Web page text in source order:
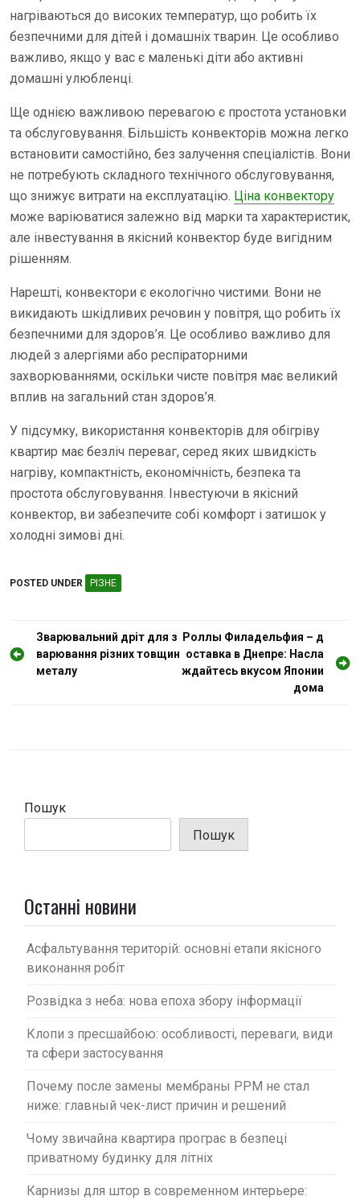
нагріваються до високих температур, що робить їх
безпечними для дітей і домашніх тварин. Це особливо
важливо, якщо у вас є маленькі діти або активні
домашні улюбленці.
Ще однією важливою перевагою є простота установки
та обслуговування. Більшість конвекторів можна легко
встановити самостійно, без залучення спеціалістів. Вони
не потребують складного технічного обслуговування,
що знижує витрати на експлуатацію. Ціна конвектору
може варіюватися залежно від марки та характеристик,
але інвестування в якісний конвектор буде вигідним
рішенням.
Нарешті, конвектори є екологічно чистими. Вони не
викидають шкідливих речовин у повітря, що робить їх
безпечними для здоров’я. Це особливо важливо для
людей з алергіями або респіраторними
захворюваннями, оскільки чисте повітря має великий
вплив на загальний стан здоров’я.
У підсумку, використання конвекторів для обігріву
квартир має безліч переваг, серед яких швидкість
нагріву, компактність, економічність, безпека та
простота обслуговування. Інвестуючи в якісний
конвектор, ви забезпечите собі комфорт і затишок у
холодні зимові дні.
POSTED UNDER РІЗНЕ
Н
а
Зварювальний дріт для з
варювання різних товщин
металу
Роллы Филадельфия – д
оставка в Днепре: Насла
ждайтесь вкусом Японии
дома
Пошук
Пошук
Останні новини
Асфальтування територій: основні етапи якісного
виконання робіт
Розвідка з неба: нова епоха збору інформації
Клопи з пресшайбою: особливості, переваги, види
та сфери застосування
Почему после замены мембраны PPM не стал
ниже: главный чек-лист причин и решений
Чому звичайна квартира програє в безпеці
приватному будинку для літніх
Карнизы для штор в современном интерьере: